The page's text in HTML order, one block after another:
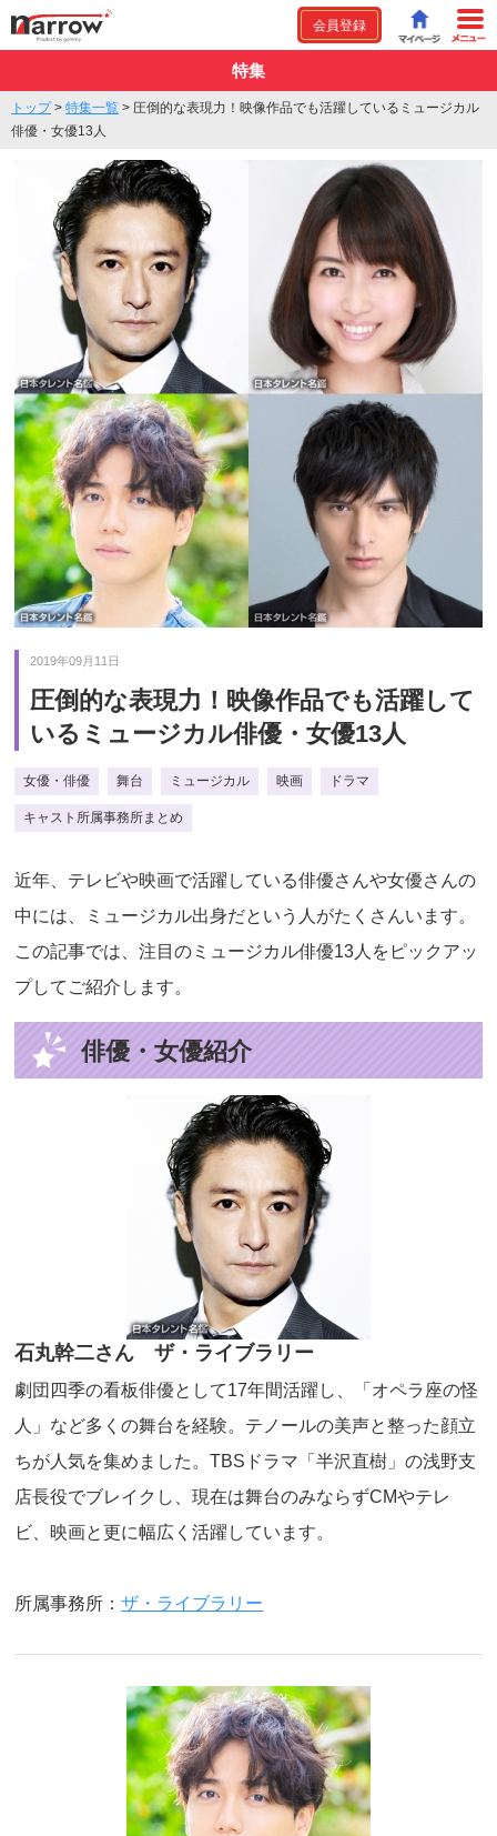
会員登録
特集
トップ> 特集一覧 > 圧倒的な表現力！映像作品でも活躍しているミュージカル
俳優・女優13人
2019年09月11日
圧倒的な表現力！映像作品でも活躍して
いるミュージカル俳優・女優13人
女優・俳優 舞台 ミュージカル 映画 ドラマ
キャスト所属事務所まとめ
近年、テレビや映画で活躍している俳優さんや女優さんの
中には、ミュージカル出身だという人がたくさんいます。
この記事では、注目のミュージカル俳優13人をピックアッ
プしてご紹介します。
俳優・女優紹介
石丸幹二さん ザ・ライブラリー
劇団四季の看板俳優として17年間活躍し、「オペラ座の怪
人」など多くの舞台を経験。テノールの美声と整った顔立
ちが人気を集めました。TBSドラマ「半沢直樹」の浅野支
店長役でブレイクし、現在は舞台のみならずCMやテレ
ビ、映画と更に幅広く活躍しています。
所属事務所：ザ・ライブラリー